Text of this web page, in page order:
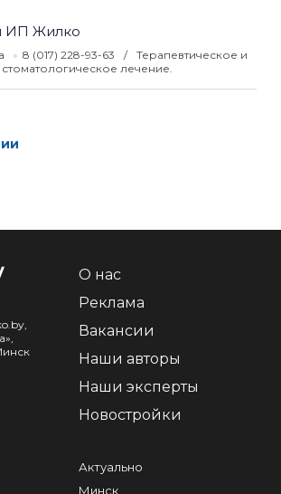
ИП Жилко
8 (017) 228-93-63
Терапевтическое и
лечение.
О нас
Реклама
Вакансии
Наши авторы
Наши эксперты
Новостройки
Актуально
Минск